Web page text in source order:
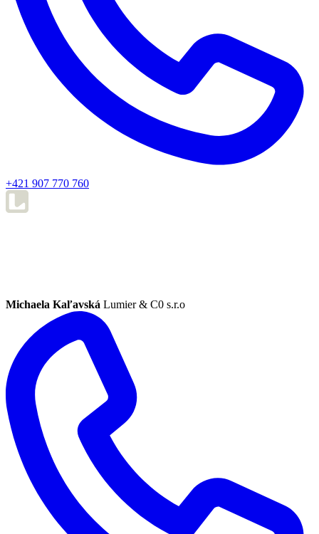
+421 907 770 760
Michaela Kaľavská Lumier & C0 s.r.o